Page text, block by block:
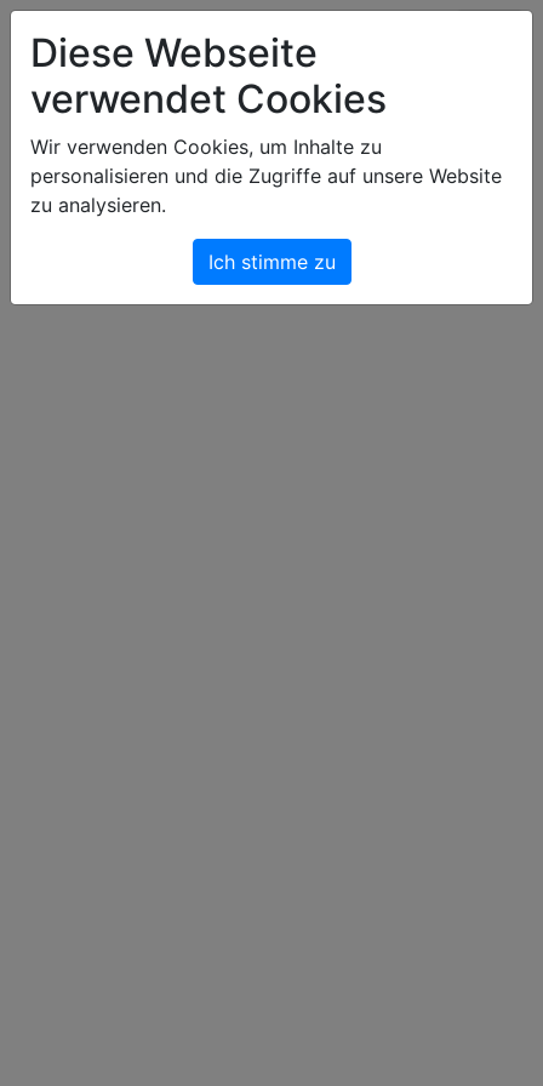
Art & Light Bildershop
Warenkorb
Dein Warenkorb ist leer.
Diese Webseite
verwendet Cookies
Wir verwenden Cookies, um Inhalte zu
personalisieren und die Zugriffe auf unsere Website
zu analysieren.
Ich stimme zu